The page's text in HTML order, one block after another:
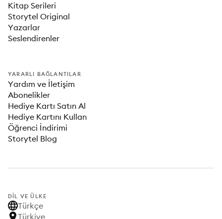
Kitap Serileri
Storytel Original
Yazarlar
Seslendirenler
YARARLI BAĞLANTILAR
Yardım ve İletişim
Abonelikler
Hediye Kartı Satın Al
Hediye Kartını Kullan
Öğrenci İndirimi
Storytel Blog
DIL VE ÜLKE
Türkçe
Türkiye